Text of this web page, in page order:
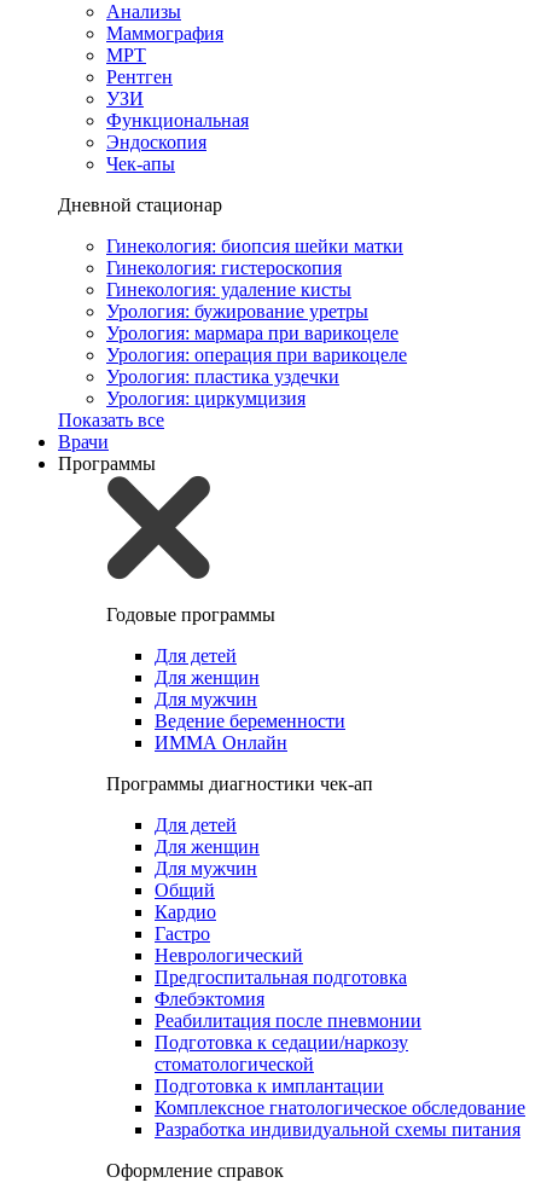
Анализы
Маммография
МРТ
Рентген
УЗИ
Функциональная
Эндоскопия
Чек-апы
Дневной стационар
Гинекология: биопсия шейки матки
Гинекология: гистероскопия
Гинекология: удаление кисты
Урология: бужирование уретры
Урология: мармара при варикоцеле
Урология: операция при варикоцеле
Урология: пластика уздечки
Урология: циркумцизия
Показать все
Врачи
Программы
Годовые программы
Для детей
Для женщин
Для мужчин
Ведение беременности
ИММА Онлайн
Программы диагностики чек-ап
Для детей
Для женщин
Для мужчин
Общий
Кардио
Гастро
Неврологический
Предгоспитальная подготовка
Флебэктомия
Реабилитация после пневмонии
Подготовка к седации/наркозу
стоматологической
Подготовка к имплантации
Комплексное гнатологическое обследование
Разработка индивидуальной схемы питания
Оформление справок